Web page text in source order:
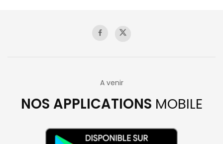
A venir
NOS APPLICATIONS MOBILE